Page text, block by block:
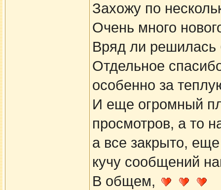
Захожу по
Очень много
Вряд ли
Отдельное
особенно за
И еще огромный
просмотров, а то
а все закрыто,
кучу сообщений
В общем,